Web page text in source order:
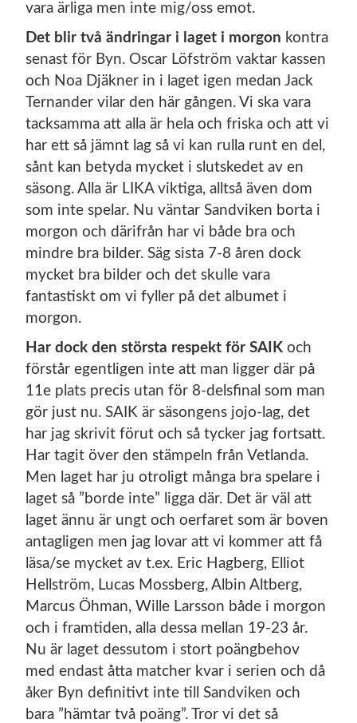
vara ärliga men inte mig/oss emot.
Det blir två ändringar i laget i morgon kontra
senast för Byn. Oscar Löfström vaktar kassen
och Noa Djäkner in i laget igen medan Jack
Ternander vilar den här gången. Vi ska vara
tacksamma att alla är hela och friska och att vi
har ett så jämnt lag så vi kan rulla runt en del,
sånt kan betyda mycket i slutskedet av en
säsong. Alla är LIKA viktiga, alltså även dom
som inte spelar. Nu väntar Sandviken borta i
morgon och därifrån har vi både bra och
mindre bra bilder. Säg sista 7-8 åren dock
mycket bra bilder och det skulle vara
fantastiskt om vi fyller på det albumet i
morgon.
Har dock den största respekt för SAIK och
förstår egentligen inte att man ligger där på
11e plats precis utan för 8-delsfinal som man
gör just nu. SAIK är säsongens jojo-lag, det
har jag skrivit förut och så tycker jag fortsatt.
Har tagit över den stämpeln från Vetlanda.
Men laget har ju otroligt många bra spelare i
laget så ”borde inte” ligga där. Det är väl att
laget ännu är ungt och oerfaret som är boven
antagligen men jag lovar att vi kommer att få
läsa/se mycket av t.ex. Eric Hagberg, Elliot
Hellström, Lucas Mossberg, Albin Altberg,
Marcus Öhman, Wille Larsson både i morgon
och i framtiden, alla dessa mellan 19-23 år.
Nu är laget dessutom i stort poängbehov
med endast åtta matcher kvar i serien och då
åker Byn definitivt inte till Sandviken och
bara ”hämtar två poäng”. Tror vi det så